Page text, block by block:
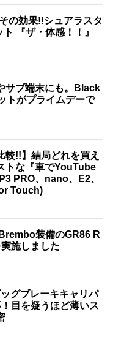
の効果!!シュアラスタ
『ザ・体感！！』
サブ端末にも。Black
トがプライムデーで
較!!】結局どれを買え
トな『車でYouTube
PRO、nano、E2、
Touch)
装備のGR86 R
施しました
グブレーキキャリパ
目を疑うほど薄いス